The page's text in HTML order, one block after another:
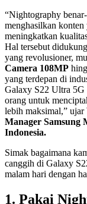
“Nightography
menghasilkan konten
meningkatkan
Hal tersebut
yang revolusioner,
Camera 108MP
yang terdepan di
Galaxy S22 Ultra 5G
orang untuk
lebih maksimal,” ujar
Manager Samsung
Indonesia.
Simak bagaimana
canggih di Galaxy
malam hari dengan
1. Pakai